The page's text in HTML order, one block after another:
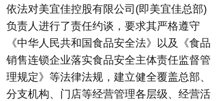
依法对美宜佳控股有限公司(即美宜佳总部)
负责人进行了责任约谈，要求其严格遵守
《中华人民共和国食品安全法》以及《食品
销售连锁企业落实食品安全主体责任监督管
理规定》等法律法规，建立健全覆盖总部、
分支机构、门店等经营管理各层级、经营活